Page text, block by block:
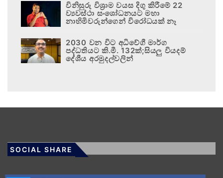
විනිසුරු විශ්‍රාම වයස දිගු කිරීමේ 22
ව්‍යවස්ථා සංශෝධනයට මහා
නාහිමිවරුන්ගෙන් විරෝධයක් නෑ
2030 වන විට අධිවේගී මාර්ග
පද්ධතියට කි.මී. 132ක්;සියලු වියදම්
දේශීය අරමුදල්වලින්
SOCIAL SHARE